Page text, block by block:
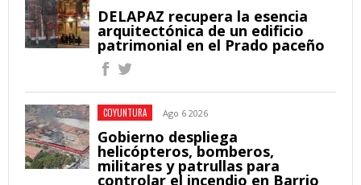
DELAPAZ recupera la esencia
arquitectónica de un edificio
patrimonial en el Prado paceño
COYUNTURA Ago 6 2026
Gobierno despliega
helicópteros, bomberos,
militares y patrullas para
controlar el incendio en Barrio